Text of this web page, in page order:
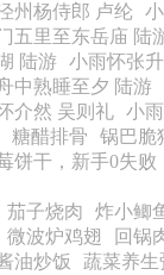
州杨侍郎 卢纶
五里至东岳庙 陆
陆游
小雨怀张
中熟睡至夕 陆游
介然 吴则礼 小
糖醋排骨 锅巴脆
饼干，新手0失败
茄子烧肉 炸小鲫
微波炉鸡翅 回锅
油炒饭
蔬菜养生